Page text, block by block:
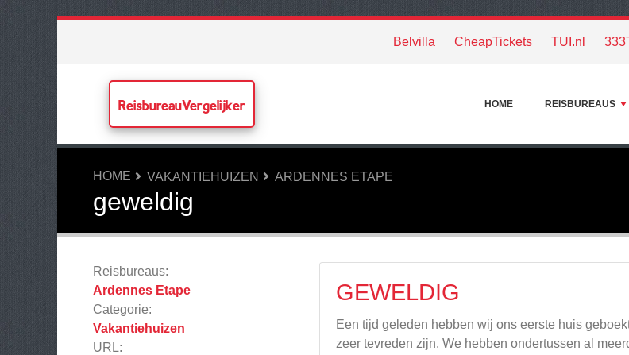
Belvilla CheapTickets TUI.nl
ReisbureauVergelijker HOME REISBUREAUS
HOME VAKANTIEHUIZEN ARDENNES ETAPE
geweldig
Reisbureaus:
Ardennes Etape
Categorie:
Vakantiehuizen
URL:
GEWELDIG
Een tijd geleden hebben wij ons eerste huis
zeer tevreden zijn. We hebben ondertussen al